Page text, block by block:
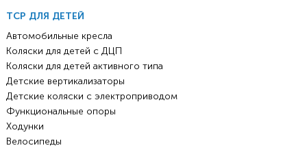
ТСР ДЛЯ ДЕТЕЙ
Автомобильные кресла
Коляски для детей с ДЦП
Коляски для детей активного типа
Детские вертикализаторы
Детские коляски с электроприводом
Функциональные опоры
Ходунки
Велосипеды